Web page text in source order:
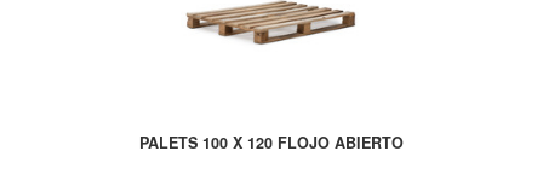
PALETS 100 X 120 FLOJO ABIERTO